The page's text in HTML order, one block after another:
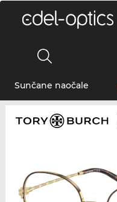
Sunčane naočale